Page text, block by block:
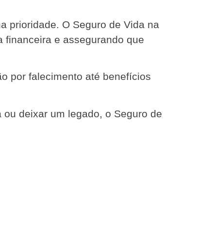
prioridade. O Seguro de Vida na
financeira e assegurando que
por falecimento até benefícios
deixar um legado, o Seguro de